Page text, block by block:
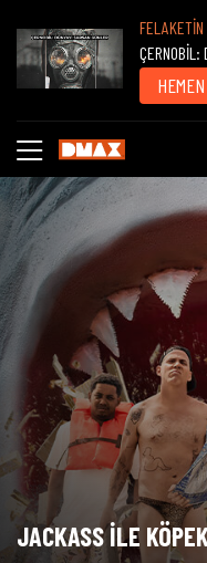
FELAKETİN
ÇERNOBİL:
JACKASS İLE